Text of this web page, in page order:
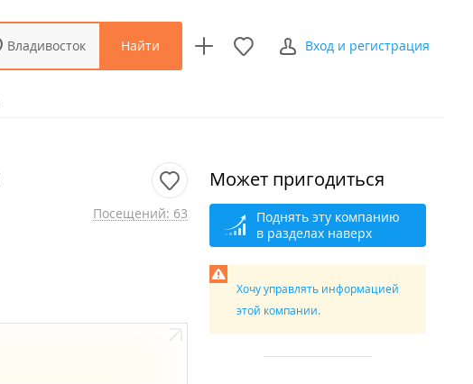
Владивосток Найти Вход и регистрация
Посещений: 63
Может пригодиться
Поднять эту компанию
в разделах наверх
Хочу управлять информацией
этой компании.